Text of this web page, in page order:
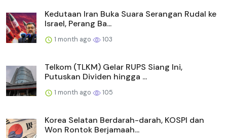
Kedutaan Iran Buka Suara Serangan Rudal ke
Israel, Perang Ba...
1 month ago 103
Telkom (TLKM) Gelar RUPS Siang Ini,
Putuskan Dividen hingga ...
1 month ago 105
Korea Selatan Berdarah-darah, KOSPI dan
Won Rontok Berjamaah...